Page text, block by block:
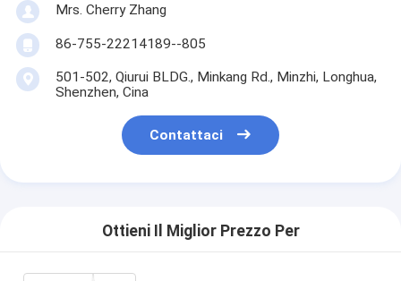
Mrs. Cherry Zhang
86-755-22214189--805
501-502, Qiurui BLDG., Minkang Rd., Minzhi, Longhua,
Shenzhen, Cina
Contattaci
Ottieni Il Miglior Prezzo Per